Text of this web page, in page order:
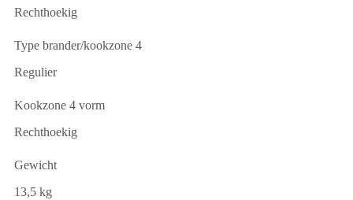
Rechthoekig
Type brander/kookzone 4
Regulier
Kookzone 4 vorm
Rechthoekig
Gewicht
13,5 kg